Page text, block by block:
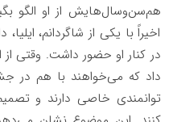
هم‌سن‌وسال‌هایش از او الگو
اخیراً با یکی از شاگردانم،
در کنار او حضور داشت. وقتی از
داد که می‌خواهند با هم در
توانمندی خاصی دارند و